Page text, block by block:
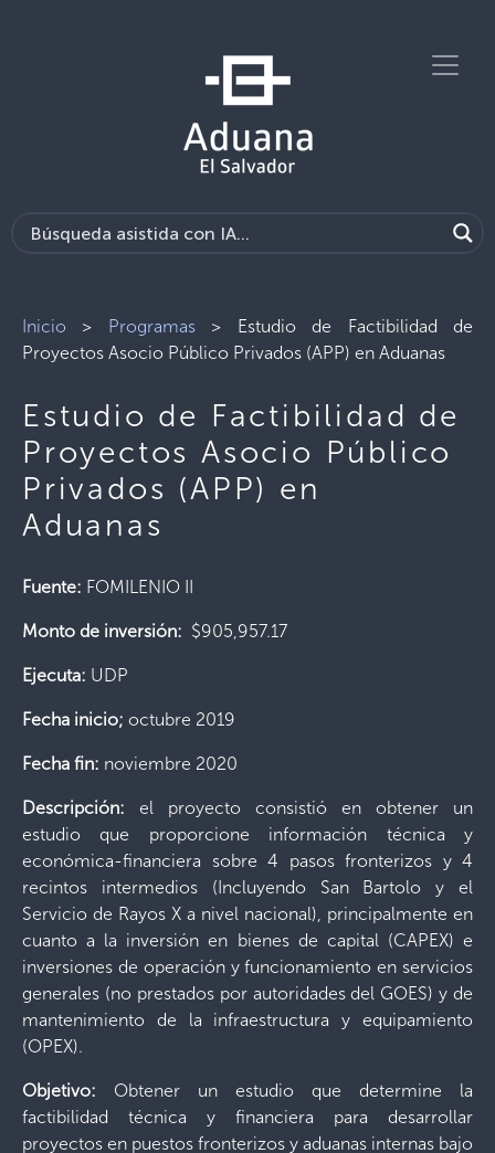
Inicio > Programas> Estudio de Factibilidad de
Proyectos Asocio Público Privados (APP) en Aduanas
Estudio de Factibilidad de
Proyectos Asocio Público
Privados (APP) en
Aduanas
Fuente: FOMILENIO II
Monto de inversión: $905,957.17
Ejecuta: UDP
Fecha inicio; octubre 2019
Fecha fin: noviembre 2020
Descripción: el proyecto consistió en obtener un
estudio que proporcione información técnica y
económica-financiera sobre 4 pasos fronterizos y 4
recintos intermedios (Incluyendo San Bartolo y el
Servicio de Rayos X a nivel nacional), principalmente en
cuanto a la inversión en bienes de capital (CAPEX) e
inversiones de operación y funcionamiento en servicios
generales (no prestados por autoridades del GOES) y de
mantenimiento de la infraestructura y equipamiento
(OPEX).
Objetivo: Obtener un estudio que determine la
factibilidad técnica y financiera para desarrollar
proyectos en puestos fronterizos y aduanas internas bajo